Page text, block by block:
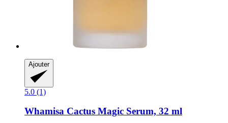
Ajouter
5.0 (1)
Whamisa Cactus Magic Serum, 32 ml